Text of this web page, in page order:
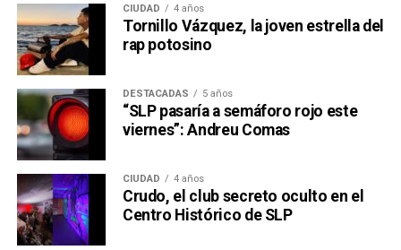
CIUDAD 4 años
Tornillo Vázquez, la joven estrella del
rap potosino
DESTACADAS 5 años
“SLP pasaría a semáforo rojo este
viernes”: Andreu Comas
CIUDAD 4 años
Crudo, el club secreto oculto en el
Centro Histórico de SLP